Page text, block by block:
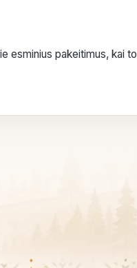
esminius pakeitimus, kai to